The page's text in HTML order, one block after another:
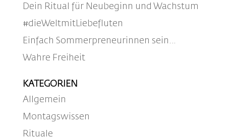
Dein Ritual für Neubeginn und Wachstum
#dieWeltmitLiebefluten
Einfach Sommerpreneurinnen sein…
Wahre Freiheit
KATEGORIEN
Allgemein
Montagswissen
Rituale